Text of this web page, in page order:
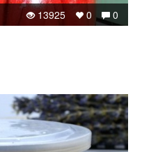
0
0
13925